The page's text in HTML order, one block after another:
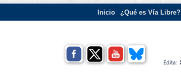
Inicio ¿Qué es Vía Libre?